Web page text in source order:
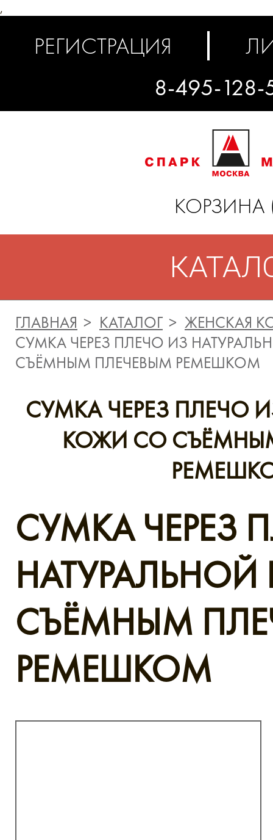
,
РЕГИСТРАЦИЯ
8-495-128-
КОРЗИНА
ГЛАВНАЯ КАТАЛОГ
ЖЕНСКАЯ
СУМКА ЧЕРЕЗ ПЛЕЧО ИЗ
СЪЁМНЫМ ПЛЕЧЕВЫМ РЕМЕШКОМ
СУМКА ЧЕРЕЗ ПЛЕЧО
КОЖИ СО
СУМКА ЧЕРЕЗ
СЪЁМНЫМ
РЕМЕШКОМ